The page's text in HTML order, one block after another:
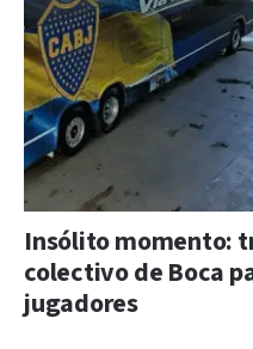
Insólito momento:
colectivo de Boca
jugadores